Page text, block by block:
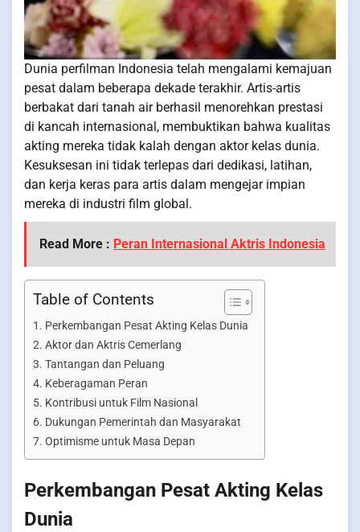
Dunia perfilman Indonesia telah mengalami kemajuan
pesat dalam beberapa dekade terakhir. Artis-artis
berbakat dari tanah air berhasil menorehkan prestasi
di kancah internasional, membuktikan bahwa kualitas
akting mereka tidak kalah dengan aktor kelas dunia.
Kesuksesan ini tidak terlepas dari dedikasi, latihan,
dan kerja keras para artis dalam mengejar impian
mereka di industri film global.
Read More : Peran Internasional Aktris Indonesia
Table of Contents
Perkembangan Pesat Akting Kelas Dunia
Aktor dan Aktris Cemerlang
Tantangan dan Peluang
Keberagaman Peran
Kontribusi untuk Film Nasional
Dukungan Pemerintah dan Masyarakat
Optimisme untuk Masa Depan
Perkembangan Pesat Akting Kelas
Dunia